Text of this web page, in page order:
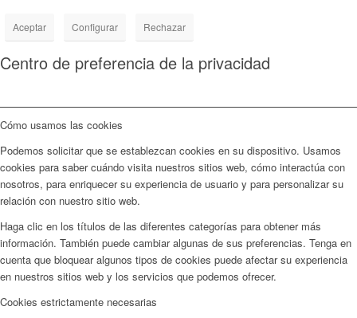
Aceptar Configurar Rechazar
Centro de preferencia de la privacidad
Cómo usamos las cookies
Podemos solicitar que se establezcan cookies en su dispositivo. Usamos
cookies para saber cuándo visita nuestros sitios web, cómo interactúa con
nosotros, para enriquecer su experiencia de usuario y para personalizar su
relación con nuestro sitio web.
Haga clic en los títulos de las diferentes categorías para obtener más
información. También puede cambiar algunas de sus preferencias. Tenga en
cuenta que bloquear algunos tipos de cookies puede afectar su experiencia
en nuestros sitios web y los servicios que podemos ofrecer.
Cookies estrictamente necesarias